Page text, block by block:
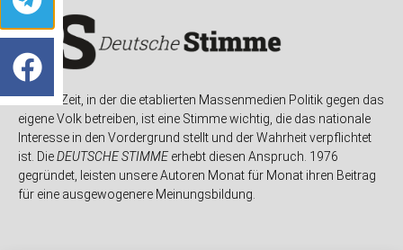
In einer Zeit, in der die etablierten Massenmedien Politik gegen das
eigene Volk betreiben, ist eine Stimme wichtig, die das nationale
Interesse in den Vordergrund stellt und der Wahrheit verpflichtet
ist. DieDEUTSCHE STIMMEerhebt diesen Anspruch. 1976
gegründet, leisten unsere Autoren Monat für Monat ihren Beitrag
für eine ausgewogenere Meinungsbildung.